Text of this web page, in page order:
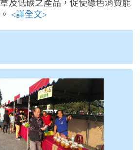
及低碳之產品，促使綠色消費能
<詳全文>